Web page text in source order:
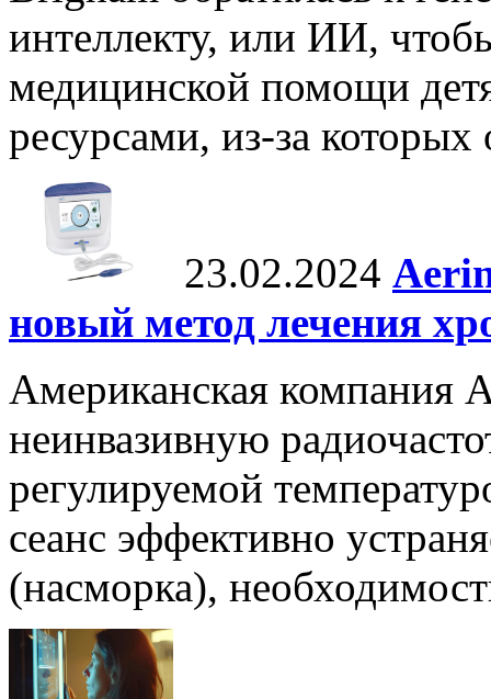
интеллекту, или ИИ,
медицинской помощи
ресурсами, из-за
23.02.2024
новый метод лечения
Американская компания
неинвазивную
регулируемой
сеанс эффективно
(насморка),